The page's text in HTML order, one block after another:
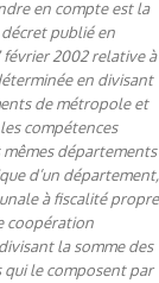
en compte est la
publié en
février 2002 relative à
en divisant
de métropole et
compétences
départements
d’un département,
à fiscalité propre
coopération
la somme des
qui le composent par